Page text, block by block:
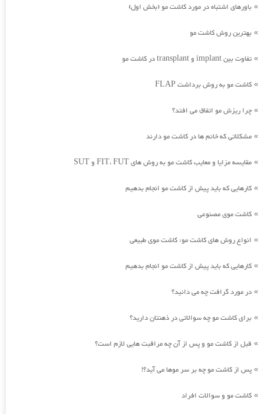
» باورهای اشتباه در مورد کاشت مو (بخش اول)
» بهترین روش کاشت مو
» تفاوت بین implant و transplant در کاشت مو
» کاشت مو به روش برداشت FLAP
» چرا ریزش مو اتفاق می افتد؟
» مشکلاتی که خانم ها در کاشت مو دارند
» مقایسه مزایا و معایب کاشت مو به روش های FIT، FUT و SUT
» کارهایی که باید پیش از کاشت مو انجام بدهیم
» کاشت موی مصنوعی
» انواع روش های کاشت مو: کاشت موی طبیعی
» کارهایی که باید پیش از کاشت مو انجام بدهیم
» در مورد گرافت چه می دانید؟
» برای کاشت مو چه سوالاتی در ذهنتان دارید؟
» قبل از کاشت مو و پس از آن چه مراقبت هایی لازم است؟
» پس از کاشت مو چه بر سر موها می آید؟!
» کاشت مو و سوالات افراد